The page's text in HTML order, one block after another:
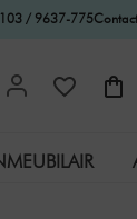
/ 9637-775Contact